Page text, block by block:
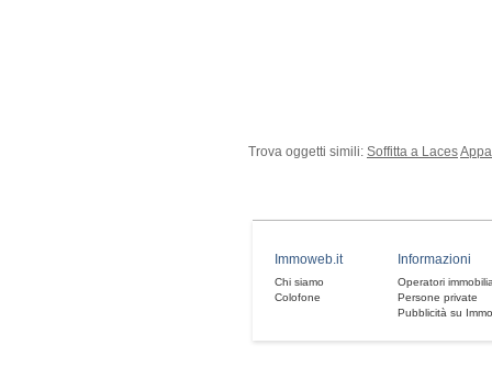
Trova oggetti simili: Soffitta a Laces
Immoweb.it
Chi siamo
Colofone
Informazioni
Operatori
Persone private
Pubblicità su